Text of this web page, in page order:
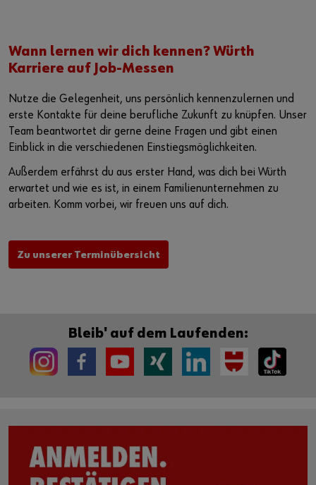
Wann lernen wir dich kennen? Würth
Karriere auf Job-Messen
Nutze die Gelegenheit, uns persönlich kennenzulernen und
erste Kontakte für deine berufliche Zukunft zu knüpfen. Unser
Team beantwortet dir gerne deine Fragen und gibt einen
Einblick in die verschiedenen Einstiegsmöglichkeiten.
Außerdem erfährst du aus erster Hand, was dich bei Würth
erwartet und wie es ist, in einem Familienunternehmen zu
arbeiten. Komm vorbei, wir freuen uns auf dich.
Zu unserer Terminübersicht
Bleib' auf dem Laufenden: